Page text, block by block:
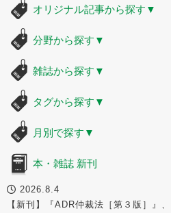
オリジナル記事から探す ▼
分野から探す ▼
雑誌から探す ▼
タグから探す ▼
月別で探す ▼
本・雑誌 新刊
2026.8.4
【新刊】『ADR仲裁法［第３版］』